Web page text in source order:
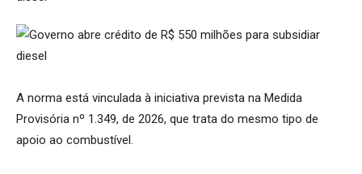
A norma está vinculada à iniciativa prevista na Medida
Provisória nº 1.349, de 2026, que trata do mesmo tipo de
apoio ao combustível.